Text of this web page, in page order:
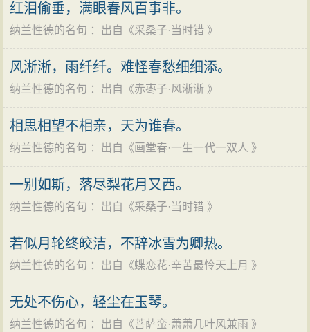
红泪偷垂，满眼春风百事非。
纳兰性德的名句 ：出自《采桑子·当时错 》
风淅淅，雨纤纤。难怪春愁细细添。
纳兰性德的名句 ：出自《赤枣子·风淅淅 》
相思相望不相亲，天为谁春。
纳兰性德的名句 ：出自《画堂春·一生一代一双人 》
一别如斯，落尽梨花月又西。
纳兰性德的名句 ：出自《采桑子·当时错 》
若似月轮终皎洁，不辞冰雪为卿热。
纳兰性德的名句 ：出自《蝶恋花·辛苦最怜天上月 》
无处不伤心，轻尘在玉琴。
纳兰性德的名句 ：出自《菩萨蛮·萧萧几叶风兼雨 》